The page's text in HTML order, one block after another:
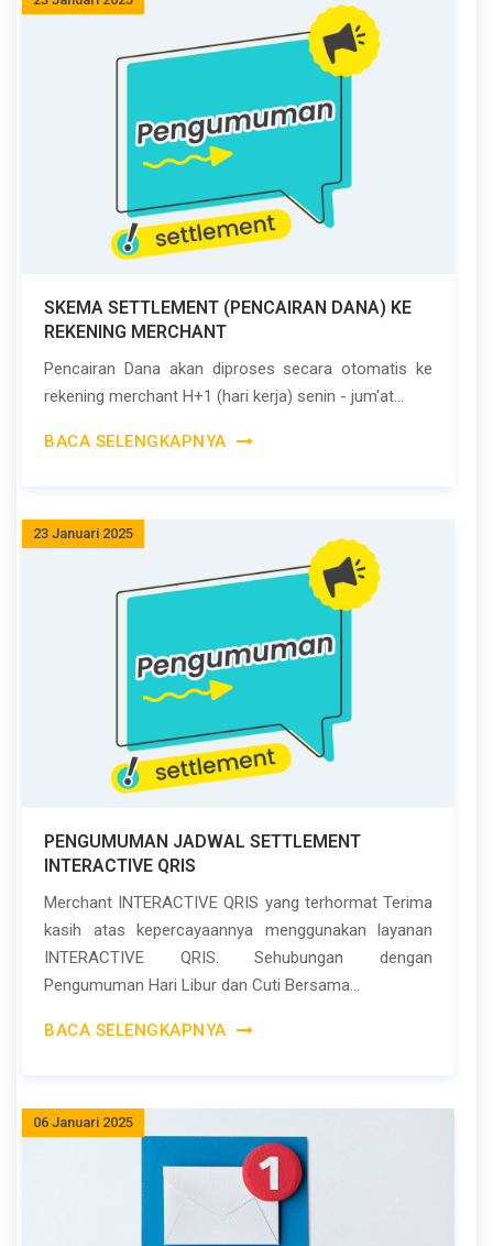
SKEMA SETTLEMENT (PENCAIRAN DANA) KE
REKENING MERCHANT
Pencairan Dana akan diproses secara otomatis ke
rekening merchant H+1 (hari kerja) senin - jum'at...
BACA SELENGKAPNYA
23 Januari 2025
PENGUMUMAN JADWAL SETTLEMENT
INTERACTIVE QRIS
Merchant INTERACTIVE QRIS yang terhormat Terima
kasih atas kepercayaannya menggunakan layanan
INTERACTIVE QRIS. Sehubungan dengan
Pengumuman Hari Libur dan Cuti Bersama...
BACA SELENGKAPNYA
06 Januari 2025